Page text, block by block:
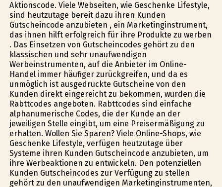
Aktionscode. Viele Webseiten, wie Geschenke Lifestyle,
sind heutzutage bereit dazu ihren Kunden
Gutscheincode anzubieten , ein Marketinginstrument,
das ihnen hilft erfolgreich für ihre Produkte zu werben
. Das Einsetzen von Gutscheincodes gehört zu den
klassischen und sehr unaufwendigen
Werbeinstrumenten, auf die Anbieter im Online-
Handel immer häufiger zurückgreifen, und da es
unmöglich ist ausgedruckte Gutscheine von den
Kunden direkt eingereicht zu bekommen, wurden die
Rabttcodes angeboten. Rabttcodes sind einfache
alphanumerische Codes, die der Kunde an der
jeweiligen Stelle eingibt, um eine Preisermäßigung zu
erhalten. Wollen Sie Sparen? Viele Online-Shops, wie
Geschenke Lifestyle, verfügen heutzutage über
Systeme ihren Kunden Gutscheincode anzubieten, um
ihre Werbeaktionen zu entwickeln. Den potenziellen
Kunden Gutscheincodes zur Verfügung zu stellen
gehört zu den unaufwendigen Marketinginstrumenten,